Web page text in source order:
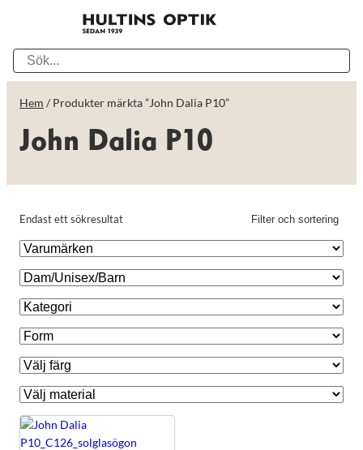
Hem / Produkter märkta ”John Dalia P10”
John Dalia P10
Filter och sortering
Endast ett sökresultat